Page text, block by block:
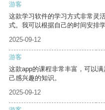
游客
这款学习软件的学习方式非常灵
式。我可以根据自己的时间安排学
2025-09-12
游客
这款app的课程非常丰富，可以
己感兴趣的知识。
2025-09-12